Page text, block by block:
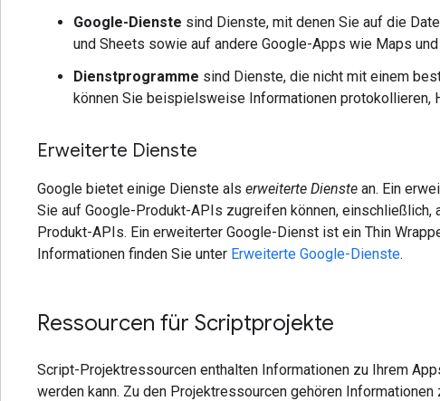
Google-Dienste sind Dienste, mit denen Sie auf die
und Sheets sowie auf andere Google-Apps wie Maps
Dienstprogramme sind Dienste, die nicht mit einem
können Sie beispielsweise Informationen protokollieren,
Erweiterte Dienste
Google bietet einige Dienste als erweiterte Dienste an. Ein
Sie auf Google-Produkt-APIs zugreifen können, einschließlich,
Produkt-APIs. Ein erweiterter Google-Dienst ist ein Thin
Informationen finden Sie unter Erweiterte Google-Dienste.
Ressourcen für Scriptprojekte
Script-Projektressourcen enthalten Informationen zu Ihrem
werden kann. Zu den Projektressourcen gehören